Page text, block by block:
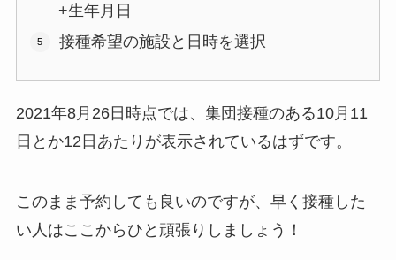
+生年月日
接種希望の施設と日時を選択
2021年8月26日時点では、集団接種のある10月11
日とか12日あたりが表示されているはずです。
このまま予約しても良いのですが、早く接種した
い人はここからひと頑張りしましょう！